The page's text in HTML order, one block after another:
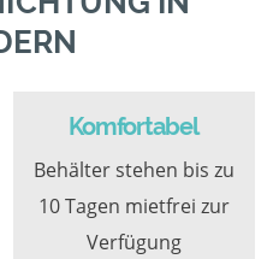
Komfortabel
Behälter stehen bis zu
10 Tagen mietfrei zur
Verfügung